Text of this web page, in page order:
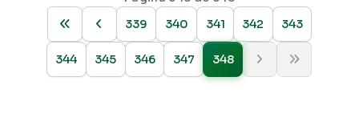
339
340 341 342 343
344 345 346 347 348